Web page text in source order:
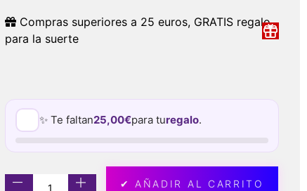
Compras superiores a 25 euros, GRATIS regalo
para la suerte
✨ Te faltan25,00€para turegalo.
✔ AÑADIR AL CARRITO